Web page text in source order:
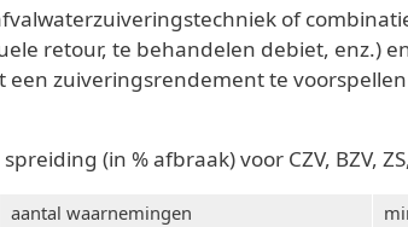
of
retour, te behandelen debiet, enz.)
zuiveringsrendement te
(in % afbraak) voor CZV, BZV,
aantal waarnemingen